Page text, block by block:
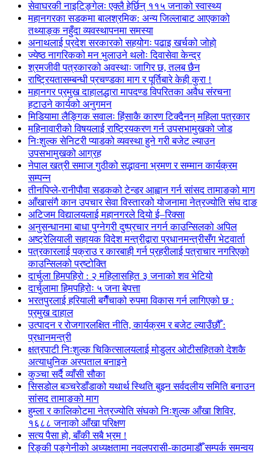
सेवाघरकी नाइटिङ्गेलः एक्लै हेर्छिन् ११५ जनाको स्वास्थ्य
महानगरका सडकमा बालश्रमिक: अन्य जिल्लाबाट आएकाको
तथ्याङ्क नहुँदा व्यवस्थापनमा समस्या
अनाथलाई प्रदेश सरकारको सहयोगः पढाइ खर्चको जोहो
ज्येष्ठ नागरिकको मन भुलाउने थलोः दिवासेवा केन्द्र
श्रमजीवी पत्रकारको अवस्थाः जागिर छ, तलब छैन
राष्ट्रियतासम्बन्धी प्रचण्डका माग र पूर्तिबारे केही कुरा !
महानगर प्रमुख दाहालद्धारा मापदण्ड विपरितका अवैध संरचना
हटाउने कार्यको अनुगमन
मिडियामा लैङ्गिक सवालः हिंसाकै कारण टिक्दैनन् महिला पत्रकार
महिनावारीको विषयलाई राष्ट्रियकरण गर्न उपसभामुखको जोड
निःशुल्क सेनिटरी प्याडको व्यवस्था हुने गरी बजेट ल्याउन
उपसभामुखको आग्रह
नेपाल खत्री समाज गुठीको सद्भावना भ्रमण र सम्मान कार्यक्रम
सम्पन्न
तीनपिप्ले-रानीपौवा सडकको टेन्डर आह्वान गर्न सांसद तामाङको माग
आँखासंगै कान उपचार सेवा विस्तारको योजनामा नेत्रज्योति संघ दाङ
अटिजम विद्यालयलाई महानगरले दियो ई–रिक्सा
अनुसन्धानमा बाधा पुग्नेगरी दुष्प्रचार नगर्न काउन्सिलको अपिल
अष्ट्रेलियाली सहायक विदेश मन्त्रीद्वारा प्रधानमन्त्रीसँग भेटवार्ता
पत्रकारलाई पक्राउ र कारबाही गर्न प्रहरीलाई पत्राचार नगरिएको
काउन्सिलको प्रष्टोक्ति
दार्चुला हिमपहिरो : २ महिलासहित ३ जनाको शव भेटियो
दार्चुलामा हिमपहिरोः ५ जना बेपत्ता
भरतपुरलाई हरियाली बगैँचाको रुपमा विकास गर्न लागिएको छ :
प्रमुख दाहाल
उत्पादन र रोजगारलक्षित नीति, कार्यक्रम र बजेट ल्याउँछौँ :
प्रधानमन्त्री
क्षत्रपाटी निःशुल्क चिकित्सालयलाई मोडुलर ओटीसहितको देशकै
अत्याधुनिक अस्पताल बनाइने
कुञ्चा सर्दै व्याँसी सौका
सिसडोल बञ्चरेडाँडाको यथार्थ स्थिति बुझ्न सर्वदलीय समिति बनाउन
सांसद तामाङको माग
हुम्ला र कालिकोटमा नेत्रज्योति संघको निःशुल्क आँखा शिविर,
१६८८ जनाको आँखा परिक्षण
सत्य पैसा हो, बाँकी सबै भ्रम !
रिङ्की पङ्गेनीको अध्यक्षतामा नवलपरासी-काठमाडौँ सम्पर्क समन्वय